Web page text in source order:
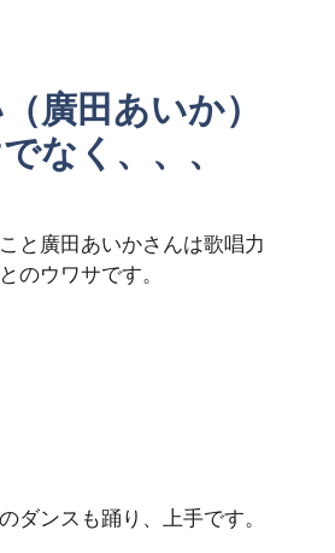
廣田あいか）
なく、、、
と廣田あいかさんは歌唱力
のウワサです。
ダンスも踊り、上手です。